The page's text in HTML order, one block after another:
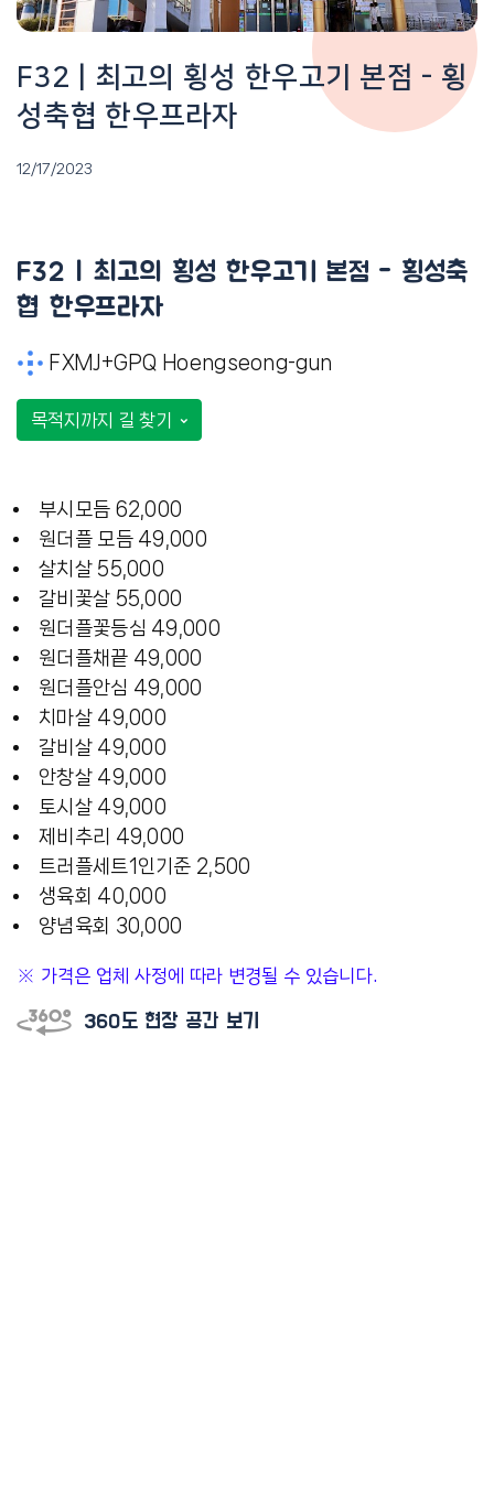
F32 | 최고의 횡성 한우고기 본점 - 횡
성축협 한우프라자
12/17/2023
F32 | 최고의 횡성 한우고기 본점 - 횡성축
협 한우프라자
FXMJ+GPQ Hoengseong-gun
목적지까지 길 찾기
부시모듬 62,000
원더플 모듬 49,000
살치살 55,000
갈비꽃살 55,000
원더플꽃등심 49,000
원더플채끝 49,000
원더플안심 49,000
치마살 49,000
갈비살 49,000
안창살 49,000
토시살 49,000
제비추리 49,000
트러플세트1인기준 2,500
생육회 40,000
양념육회 30,000
※ 가격은 업체 사정에 따라 변경될 수 있습니다.
360도 현장 공간 보기